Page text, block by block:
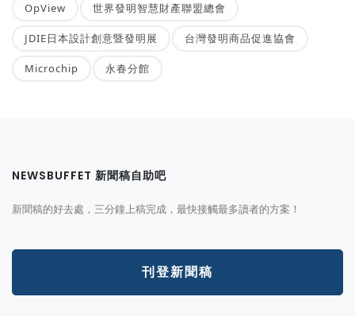
OpView 世界發明智慧財產聯盟總會
JDIE日本設計創意暨發明展 台灣發明商品促進協會
Microchip 永春分館
NEWSBUFFET 新聞稿自助吧
新聞稿的好去處，三分鐘上稿完成，最快接觸最多讀者的方案！
刊登新聞稿